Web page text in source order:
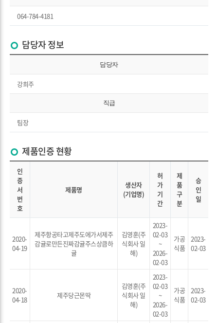
064-784-4181
담당자 정보
담당자
강희주
직급
팀장
제품인증 현황
인
증
서
번
호
제품명
생산자
(기업명)
허
가
기
간
제
품
구
분
승
인
일
2020-
04-19
제주항공타고제주도에가서제주
감귤로만든진짜감귤주스상큼하
귤
김영훈(주
식회사 일
해)
2023-
02-03
~
2026-
02-03
가공
식품
2023-
02-03
2020-
04-18
제주당근몬딱
김영훈(주
식회사 일
해)
2023-
02-03
~
2026-
02-03
가공
식품
2023-
02-03